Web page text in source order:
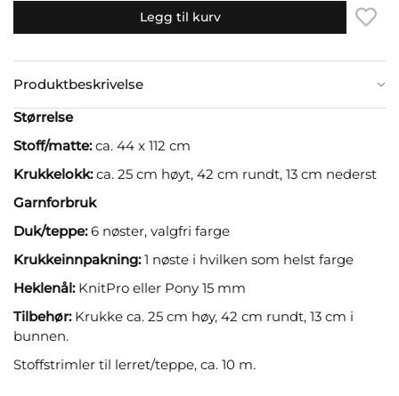
Legg til kurv
Produktbeskrivelse
Størrelse
Stoff/matte:ca. 44 x 112 cm
Krukkelokk:ca. 25 cm høyt, 42 cm rundt, 13 cm nederst
Garnforbruk
Duk/teppe:6 nøster, valgfri farge
Krukkeinnpakning:1 nøste i hvilken som helst farge
Heklenål:KnitPro eller Pony 15 mm
Tilbehør:Krukke ca. 25 cm høy, 42 cm rundt, 13 cm i
bunnen.
Stoffstrimler til lerret/teppe, ca. 10 m.